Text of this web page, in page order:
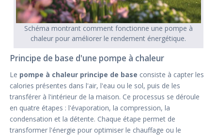
Schéma montrant comment fonctionne une pompe à
chaleur pour améliorer le rendement énergétique.
Principe de base d'une pompe à chaleur
Le pompe à chaleur principe de base consiste à capter les
calories présentes dans l'air, l'eau ou le sol, puis de les
transférer à l'intérieur de la maison. Ce processus se déroule
en quatre étapes : l'évaporation, la compression, la
condensation et la détente. Chaque étape permet de
transformer l'énergie pour optimiser le chauffage ou le